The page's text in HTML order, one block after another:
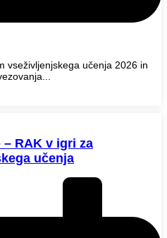
vseživljenjskega učenja 2026 in
RAK v igri za
učenja